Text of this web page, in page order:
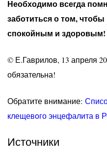
Необходимо всегда
заботиться о том,
спокойным и здоровым!
© Е.Гаврилов, 13 апреля
обязательна!
Обратите внимание:
клещевого энцефалита в
Источники